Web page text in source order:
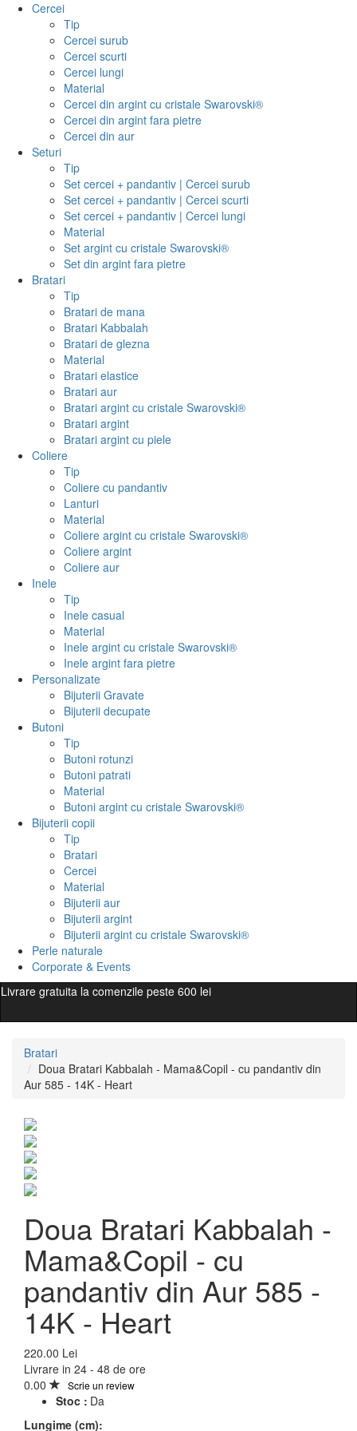
Cercei
Tip
Cercei surub
Cercei scurti
Cercei lungi
Material
Cercei din argint cu cristale Swarovski®
Cercei din argint fara pietre
Cercei din aur
Seturi
Tip
Set cercei + pandantiv | Cercei surub
Set cercei + pandantiv | Cercei scurti
Set cercei + pandantiv | Cercei lungi
Material
Set argint cu cristale Swarovski®
Set din argint fara pietre
Bratari
Tip
Bratari de mana
Bratari Kabbalah
Bratari de glezna
Material
Bratari elastice
Bratari aur
Bratari argint cu cristale Swarovski®
Bratari argint
Bratari argint cu piele
Coliere
Tip
Coliere cu pandantiv
Lanturi
Material
Coliere argint cu cristale Swarovski®
Coliere argint
Coliere aur
Inele
Tip
Inele casual
Material
Inele argint cu cristale Swarovski®
Inele argint fara pietre
Personalizate
Bijuterii Gravate
Bijuterii decupate
Butoni
Tip
Butoni rotunzi
Butoni patrati
Material
Butoni argint cu cristale Swarovski®
Bijuterii copii
Tip
Bratari
Cercei
Material
Bijuterii aur
Bijuterii argint
Bijuterii argint cu cristale Swarovski®
Perle naturale
Corporate & Events
Livrare gratuita la comenzile peste 600 lei
Bratari
Doua Bratari Kabbalah - Mama&Copil - cu pandantiv din
Aur 585 - 14K - Heart
Doua Bratari Kabbalah -
Mama&Copil - cu
pandantiv din Aur 585 -
Doua Bratari Kabbalah -
Mama&Copil - cu
pandantiv din Aur 585 -
14K - Heart
220.00 Lei
Livrare in 24 - 48 de ore
0.00
Scrie un review
Stoc : Da
Lungime (cm):